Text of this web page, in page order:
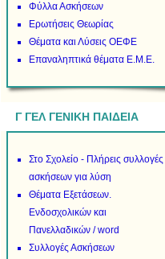
Φύλλα Ασκήσεων
Ερωτήσεις Θεωρίας
Θέματα και Λύσεις ΟΕΦΕ
Επαναληπτικά θέματα Ε.Μ.Ε.
Γ ΓΕΛ ΓΕΝΙΚΗ ΠΑΙΔΕΙΑ
Στο Σχολείο - Πλήρεις συλλογές
ασκήσεων για λύση
Θέματα Εξετάσεων.
Ενδοσχολικών και
Πανελλαδικών / word
Συλλογές Ασκήσεων